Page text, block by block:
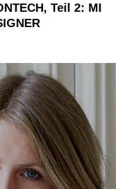
Teil 2: MI